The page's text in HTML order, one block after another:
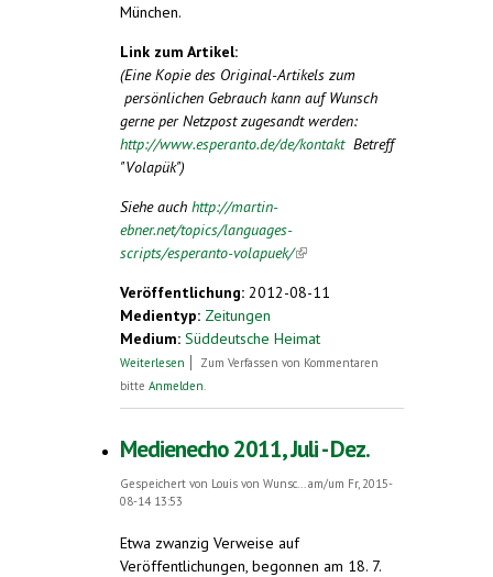
München.
Link zum Artikel:
(Eine Kopie des Original-Artikels zum
persönlichen Gebrauch kann auf Wunsch
gerne per Netzpost zugesandt werden:
http://www.esperanto.de/de/kontakt Betreff
"Volapük")
Siehe auch http://martin-
ebner.net/topics/languages-
scripts/esperanto-volapuek/(link is external)
Veröffentlichung: 2012-08-11
Medientyp: Zeitungen
Medium: Süddeutsche Heimat
Weiterlesen über Nie mehr Missverständnisse – Der
neutralen Sprache
Zum Verfassen von Kommentaren
bitte Anmelden.
Medienecho 2011, Juli - Dez.
Gespeichert von Louis von Wunsc...
am/um Fr, 2015-
08-14 13:53
Etwa zwanzig Verweise auf
Veröffentlichungen, begonnen am 18. 7.